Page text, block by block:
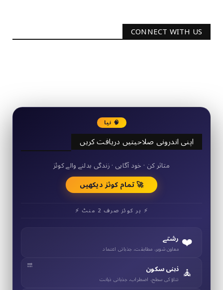
CONNECT WITH US
🧠 نیا
اپنی اندرونی صلاحیتیں دریافت کریں
50+ مختصر کوئز
متاثر کن · خود آگاہی · زندگی بدلنے والے کوئز
🚀 تمام کوئز دیکھیں
⚡ ہر کوئز صرف 2 منٹ ⚡
❤️ رشتے
معاون شوہر، مطابقت، جذباتی اعتماد
🧘 ذہنی سکون
تناؤ کی سطح، اضطراب، جذباتی ذہانت